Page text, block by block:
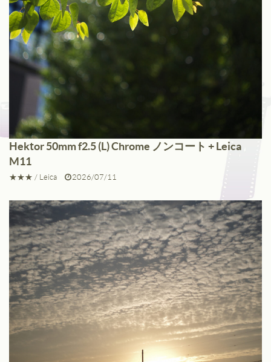
Konica
Meyer
Nikon
Schneider
Voigtlander
Zeiss
Zunow
Other
ALL
Hektor 50mm f2.5 (L) Chrome ノンコート + Leica
M11
★★★ / Leica 2026/07/11